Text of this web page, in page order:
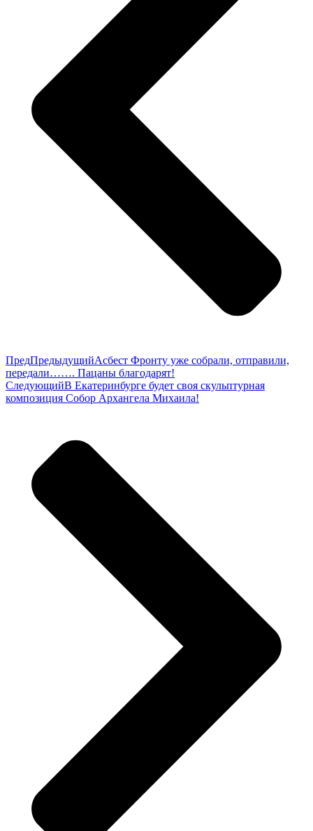
ПредПредыдущийАсбест Фронту уже собрали, отправили,
передали……. Пацаны благодарят!
СледующийВ Екатеринбурге будет своя скульптурная
композиция Собор Архангела Михаила!